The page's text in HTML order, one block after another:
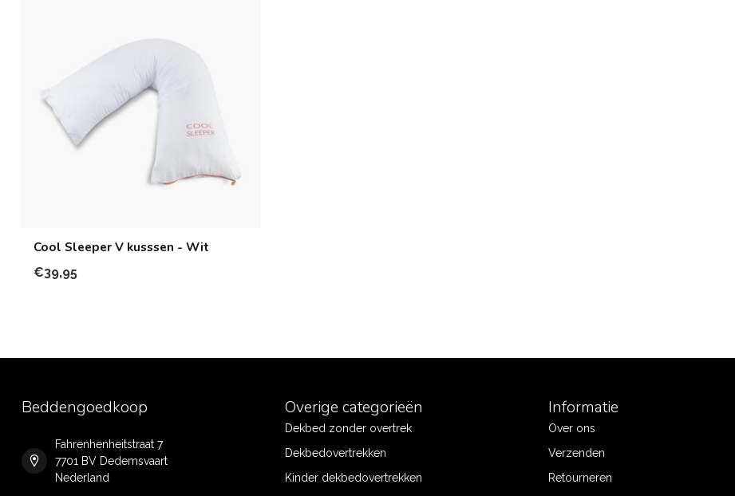
Cool Sleeper V kusssen - Wit
€39,95
Beddengoedkoop
Fahrenhenheitstraat 7
7701 BV Dedemsvaart
Nederland
Overige categorieën
Dekbed zonder overtrek
Dekbedovertrekken
Kinder dekbedovertrekken
Informatie
Over ons
Verzenden
Retourneren